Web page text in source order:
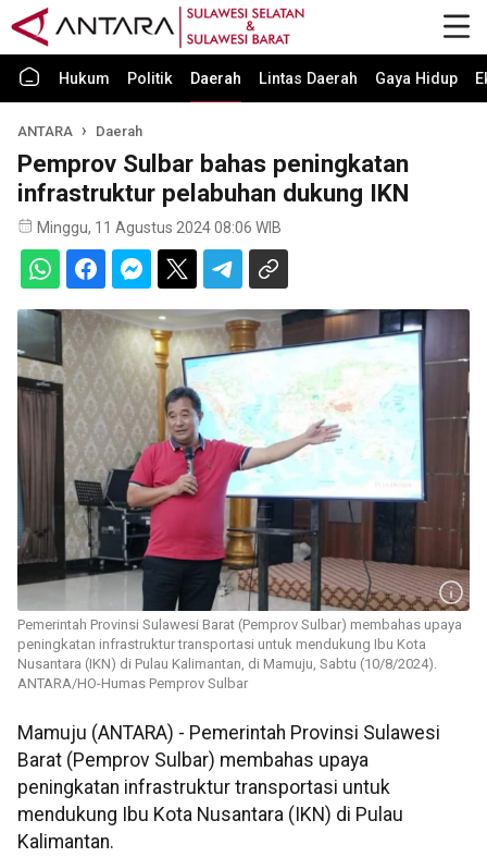
Hukum Politik Daerah Lintas Daerah Gaya Hidup
ANTARA Daerah
Pemprov Sulbar bahas peningkatan
infrastruktur pelabuhan dukung IKN
Minggu, 11 Agustus 2024 08:06 WIB
Pemerintah Provinsi Sulawesi Barat (Pemprov Sulbar) membahas upaya
peningkatan infrastruktur transportasi untuk mendukung Ibu Kota
Nusantara (IKN) di Pulau Kalimantan, di Mamuju, Sabtu (10/8/2024).
ANTARA/HO-Humas Pemprov Sulbar
Mamuju (ANTARA) - Pemerintah Provinsi Sulawesi
Barat (Pemprov Sulbar) membahas upaya
peningkatan infrastruktur transportasi untuk
mendukung Ibu Kota Nusantara (IKN) di Pulau
Kalimantan.